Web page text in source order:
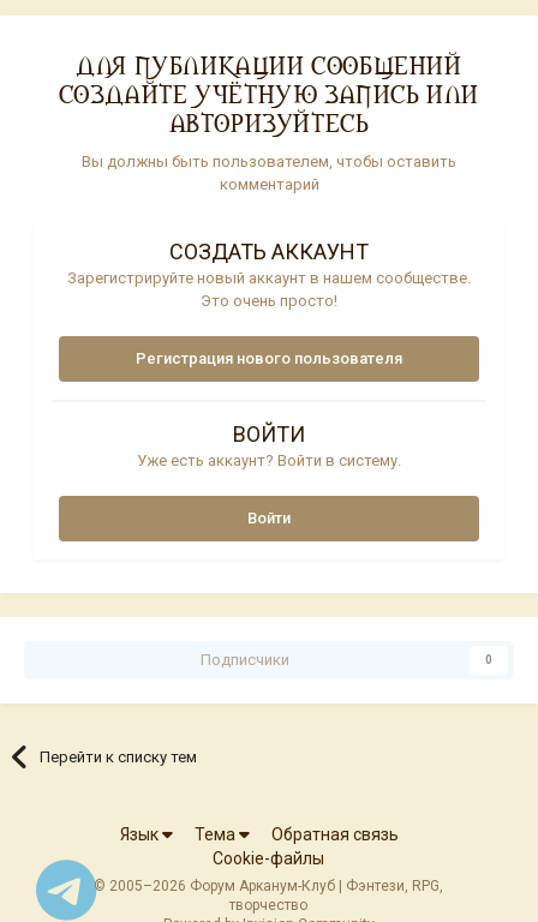
ДЛЯ ПУБЛИКАЦИИ СООБЩЕНИЙ
СОЗДАЙТЕ УЧЁТНУЮ ЗАПИСЬ ИЛИ
АВТОРИЗУЙТЕСЬ
Вы должны быть пользователем, чтобы оставить
комментарий
СОЗДАТЬ АККАУНТ
Зарегистрируйте новый аккаунт в нашем сообществе.
Это очень просто!
Регистрация нового пользователя
ВОЙТИ
Уже есть аккаунт? Войти в систему.
Войти
Подписчики 0
Перейти к списку тем
Язык Тема
Обратная связь
Cookie-файлы
© 2005–2026 Форум Арканум-Клуб | Фэнтези, RPG,
творчество